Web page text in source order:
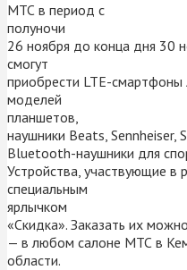
МТС в период с
полуночи
26 ноября до конца дня 30
смогут
приобрести LTE-смартфоны
моделей
планшетов,
наушники Beats, Sennheiser,
Bluetooth-наушники для
Устройства, участвующие
специальным
ярлычком
«Скидка». Заказать их
— в любом салоне МТС в
области.